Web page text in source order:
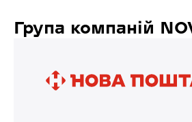
Група компаній